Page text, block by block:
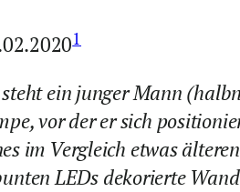
1
ein junger Mann
vor der er sich
im Vergleich etwas
LEDs dekorierte